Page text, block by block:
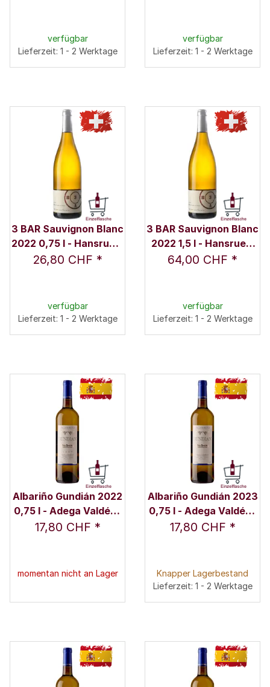
verfügbar
Lieferzeit: 1 - 2 Werktage
verfügbar
Lieferzeit: 1 - 2 Werktage
3 BAR Sauvignon Blanc
2022 0,75 l - Hansruedi
Adank
26,80 CHF *
verfügbar
Lieferzeit: 1 - 2 Werktage
3 BAR Sauvignon Blanc
2022 1,5 l - Hansruedi
Adank
64,00 CHF *
verfügbar
Lieferzeit: 1 - 2 Werktage
Albariño Gundián 2022
0,75 l - Adega Valdés /
Familie Valdés
17,80 CHF *
momentan nicht an Lager
Albariño Gundián 2023
0,75 l - Adega Valdés /
Familie Valdés
17,80 CHF *
Knapper Lagerbestand
Lieferzeit: 1 - 2 Werktage